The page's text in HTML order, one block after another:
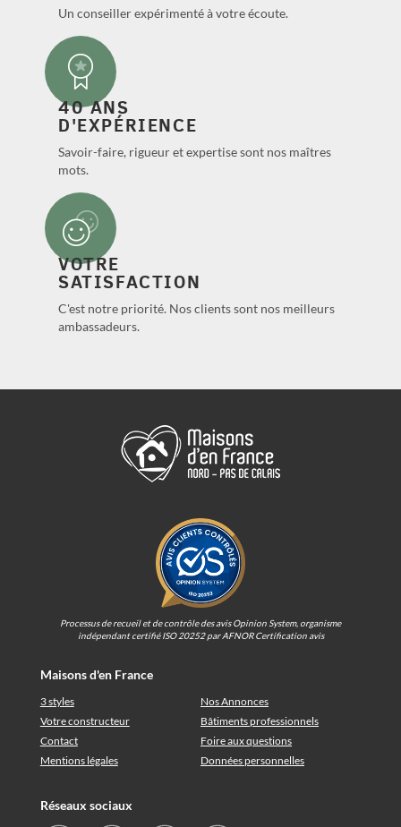
Un conseiller expérimenté à votre écoute.
40 ANS
D'EXPÉRIENCE
Savoir-faire, rigueur et expertise sont nos maîtres
mots.
VOTRE
SATISFACTION
C'est notre priorité. Nos clients sont nos meilleurs
ambassadeurs.
Processus de recueil et de contrôle des avis Opinion System, organisme
indépendant certifié ISO 20252 par AFNOR Certification avis
Maisons d'en France
3 styles
Nos Annonces
Votre constructeur
Bâtiments professionnels
Contact
Foire aux questions
Mentions légales
Données personnelles
Réseaux sociaux